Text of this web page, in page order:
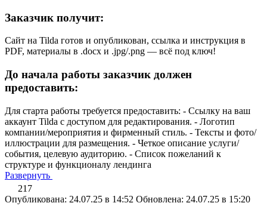
Заказчик получит:
Сайт на Tilda готов и опубликован, ссылка и инструкция в
PDF, материалы в .docx и .jpg/.png — всё под ключ!
До начала работы заказчик должен
предоставить:
Для старта работы требуется предоставить: - Ссылку на ваш
аккаунт Tilda с доступом для редактирования. - Логотип
компании/мероприятия и фирменный стиль. - Тексты и фото/
иллюстрации для размещения. - Четкое описание услуги/
события, целевую аудиторию. - Список пожеланий к
структуре и функционалу лендинга
Развернуть
217
Опубликована: 24.07.25 в 14:52 Обновлена: 24.07.25 в 15:20